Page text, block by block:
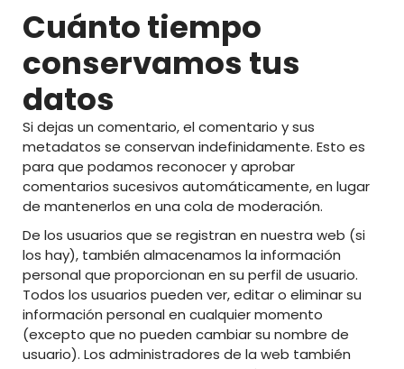
Cuánto tiempo
conservamos tus
datos
Si dejas un comentario, el comentario y sus
metadatos se conservan indefinidamente. Esto es
para que podamos reconocer y aprobar
comentarios sucesivos automáticamente, en lugar
de mantenerlos en una cola de moderación.
De los usuarios que se registran en nuestra web (si
los hay), también almacenamos la información
personal que proporcionan en su perfil de usuario.
Todos los usuarios pueden ver, editar o eliminar su
información personal en cualquier momento
(excepto que no pueden cambiar su nombre de
usuario). Los administradores de la web también